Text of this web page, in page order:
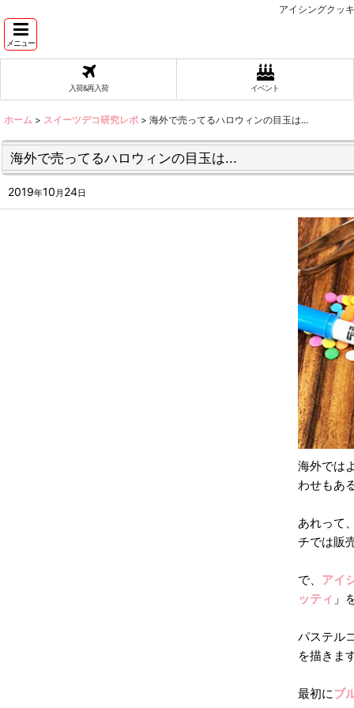
アイシングクッ
メニュー
入荷&再入荷 イベント
ホーム > スイーツデコ研究レポ > 海外で売ってるハロウィンの目玉は...
海外で売ってるハロウィンの目玉は...
2019年10 月 24日
海外では
わせもあ
あれって
チでは販
で、 アイ
ッティ 」
パステル
を描きま
最初にブ